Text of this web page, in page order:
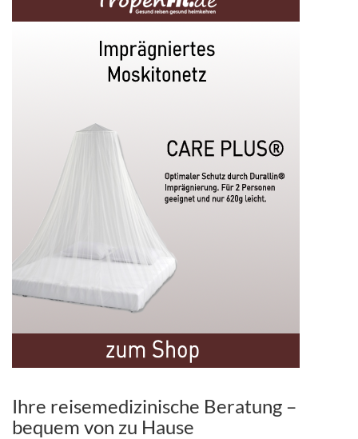
Ihre reisemedizinische Beratung –
bequem von zu Hause